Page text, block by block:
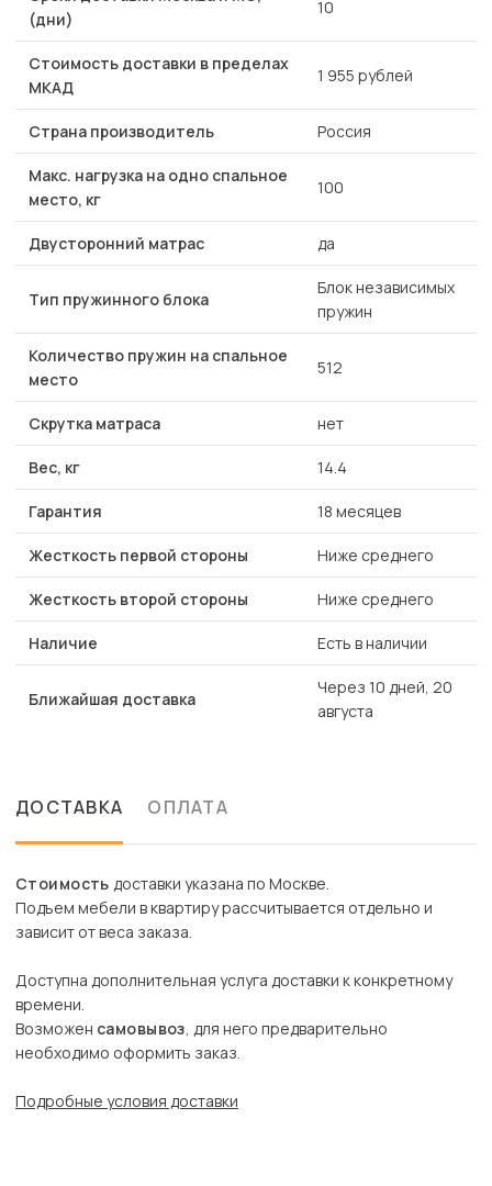
(дни)
10
Стоимость доставки в пределах
МКАД
1 955 рублей
Страна производитель Россия
Макс. нагрузка на одно спальное
место, кг
100
Двусторонний матрас да
Тип пружинного блока
Блок независимых
пружин
Количество пружин на спальное
место
512
Скрутка матраса нет
Вес, кг 14.4
Гарантия 18 месяцев
Жесткость первой стороны Ниже среднего
Жесткость второй стороны Ниже среднего
Наличие Есть в наличии
Ближайшая доставка
Через 10 дней, 20
августа
ДОСТАВКА ОПЛАТА
Стоимость доставки указана по Москве.
Подъем мебели в квартиру рассчитывается отдельно и
зависит от веса заказа.
Доступна дополнительная услуга доставки к конкретному
времени.
Возможен самовывоз, для него предварительно
необходимо оформить заказ.
Подробные условия доставки